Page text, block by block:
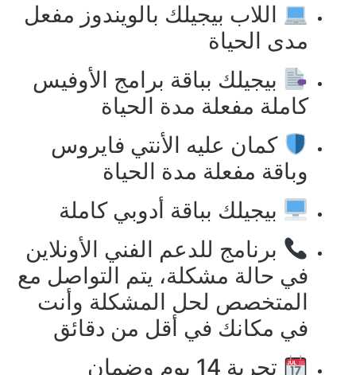
اللاب بيجيلك بالويندوز مفعل
مدى الحياة
بيجيلك بباقة برامج الأوفيس
كاملة مفعلة مدة الحياة
كمان عليه الأنتي فايروس
وباقة مفعلة مدة الحياة
بيجيلك بباقة أدوبي كاملة
برنامج للدعم الفني الأونلاين
في حالة مشكلة، يتم التواصل مع
المتخصص لحل المشكلة وأنت
في مكانك في أقل من دقائق
تجربة 14 يوم وضمان